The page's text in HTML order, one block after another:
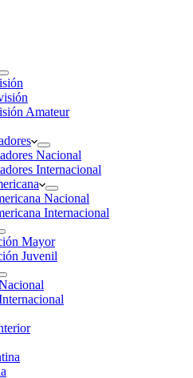
Amateur
Nacional
Internacional
Nacional
Internacional
Mayor
Juvenil